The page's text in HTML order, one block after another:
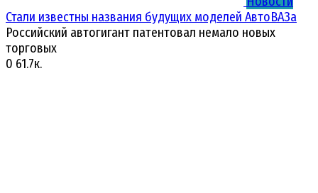
Стали известны названия будущих моделей АвтоВАЗа
Российский автогигант патентовал немало новых
торговых
0 61.7к.